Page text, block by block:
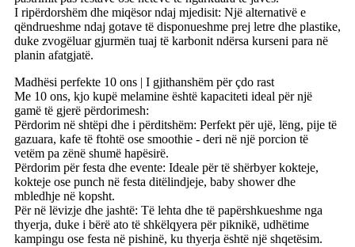
I ripërdorshëm dhe miqësor ndaj mjedisit: Një alternativë e
qëndrueshme ndaj gotave të disponueshme prej letre dhe plastike,
duke zvogëluar gjurmën tuaj të karbonit ndërsa kurseni para në
planin afatgjatë.
Madhësi perfekte 10 ons | I gjithanshëm për çdo rast
Me 10 ons, kjo kupë melamine është kapaciteti ideal për një
gamë të gjerë përdorimesh:
Përdorim në shtëpi dhe i përditshëm: Perfekt për ujë, lëng, pije të
gazuara, kafe të ftohtë ose smoothie - deri në një porcion të
vetëm pa zënë shumë hapësirë.
Përdorim për festa dhe evente: Ideale për të shërbyer kokteje,
kokteje ose punch në festa ditëlindjeje, baby shower dhe
mbledhje në kopsht.
Për në lëvizje dhe jashtë: Të lehta dhe të papërshkueshme nga
thyerja, duke i bërë ato të shkëlqyera për piknikë, udhëtime
kampingu ose festa në pishinë, ku thyerja është një shqetësim.